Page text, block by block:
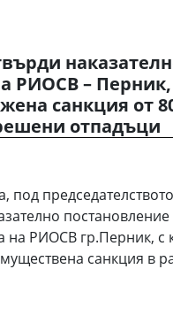
РИОСВ – Перник,
санкция от
отпадъци
под
постановление
на РИОСВ гр.Перник, с
санкция в